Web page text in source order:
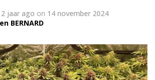
2 jaar ago on 14 november 2024
BERNARD